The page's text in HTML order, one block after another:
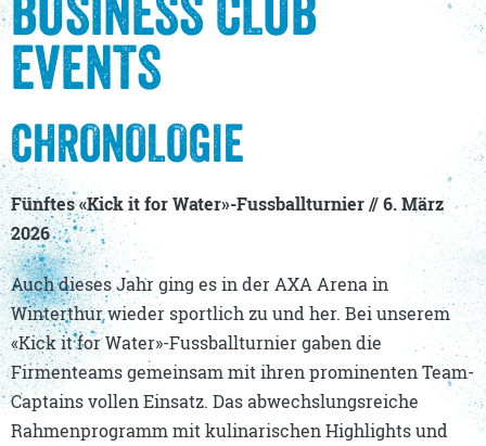
EVENTS
CHRONOLOGIE
Fünftes «Kick it for Water»-Fussballturnier// 6. März
2026
Auch dieses Jahr ging es in der AXA Arena in
Winterthur wieder sportlich zu und her. Bei unserem
«Kick it for Water»-Fussballturnier gaben die
Firmenteams gemeinsam mit ihren prominenten Team-
Captains vollen Einsatz. Das abwechslungsreiche
Rahmenprogramm mit kulinarischen Highlights und